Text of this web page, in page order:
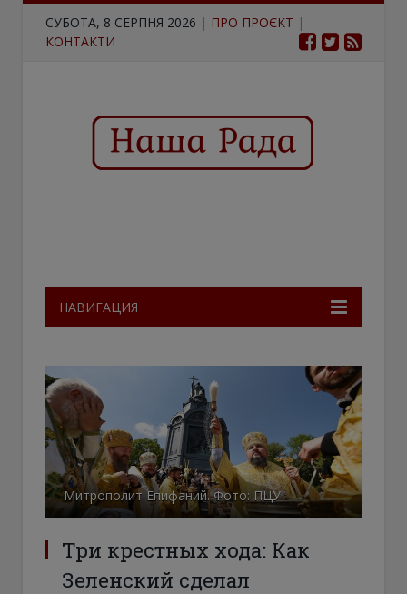
СУБОТА, 8 СЕРПНЯ 2026 | ПРО ПРОЄКТ |
КОНТАКТИ
НАВИГАЦИЯ
Митрополит Епифаний. Фото: ПЦУ
Три крестных хода: Как
Зеленский сделал